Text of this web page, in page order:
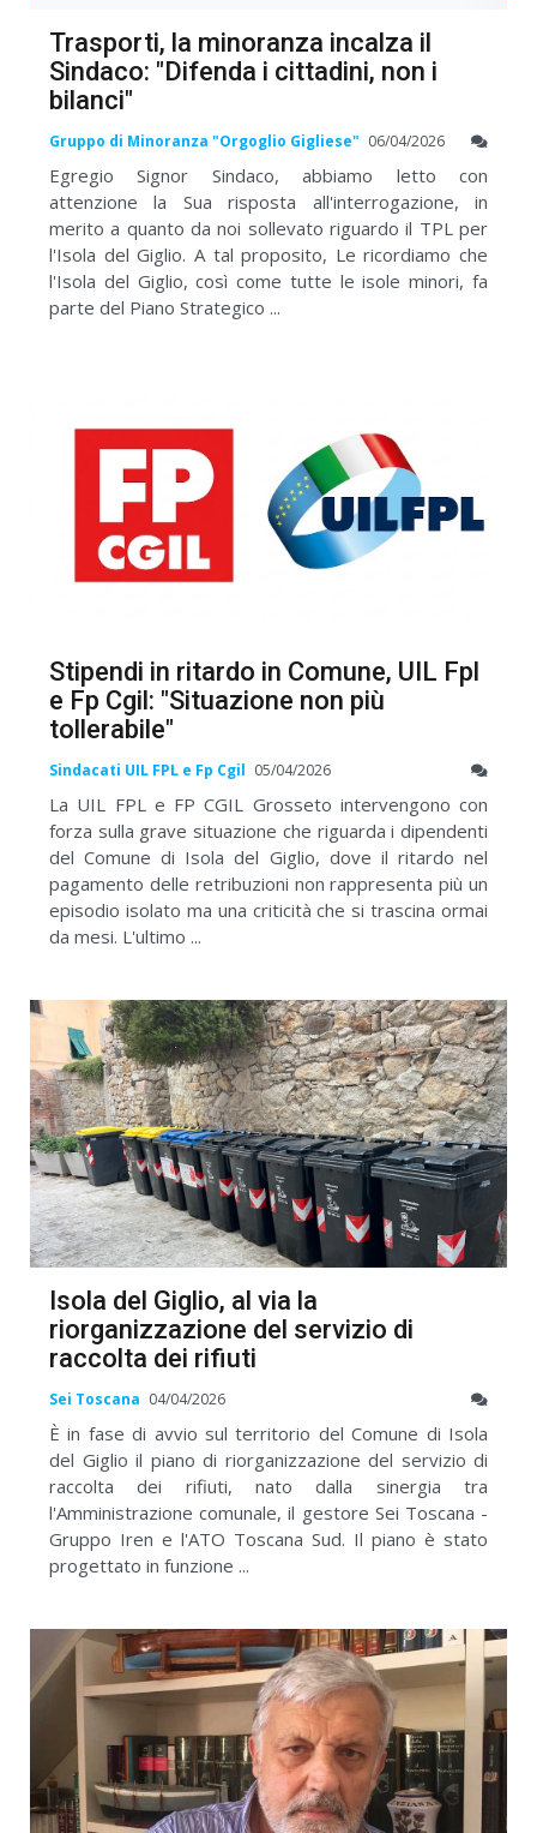
Trasporti, la minoranza incalza il
Sindaco: "Difenda i cittadini, non i
bilanci"
Gruppo di Minoranza "Orgoglio Gigliese" 06/04/2026
Egregio Signor Sindaco, abbiamo letto con
attenzione la Sua risposta all'interrogazione, in
merito a quanto da noi sollevato riguardo il TPL per
l'Isola del Giglio. A tal proposito, Le ricordiamo che
l'Isola del Giglio, così come tutte le isole minori, fa
parte del Piano Strategico ...
Stipendi in ritardo in Comune, UIL Fpl
e Fp Cgil: "Situazione non più
tollerabile"
Sindacati UIL FPL e Fp Cgil 05/04/2026
La UIL FPL e FP CGIL Grosseto intervengono con
forza sulla grave situazione che riguarda i dipendenti
del Comune di Isola del Giglio, dove il ritardo nel
pagamento delle retribuzioni non rappresenta più un
episodio isolato ma una criticità che si trascina ormai
da mesi. L'ultimo ...
Isola del Giglio, al via la
riorganizzazione del servizio di
raccolta dei rifiuti
Sei Toscana 04/04/2026
È in fase di avvio sul territorio del Comune di Isola
del Giglio il piano di riorganizzazione del servizio di
raccolta dei rifiuti, nato dalla sinergia tra
l'Amministrazione comunale, il gestore Sei Toscana -
Gruppo Iren e l'ATO Toscana Sud. Il piano è stato
progettato in funzione ...